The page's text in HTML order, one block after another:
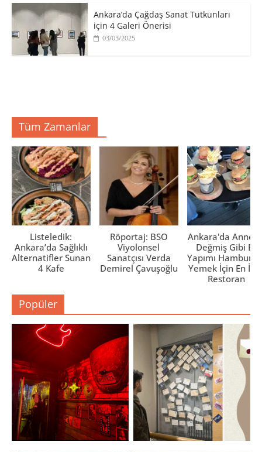
Ankara’da Çağdaş Sanat Tutkunları
için 4 Galeri Önerisi
03/03/2025
Tüm Zamanlar
Listeledik:
Ankara’da Sağlıklı
Alternatifler Sunan
4 Kafe
Röportaj: BSO
Viyolonsel
Sanatçısı Verda
Demirel Çavuşoğlu
Ankara'da Anne
Değmiş Gibi Ev
Yapımı
Yemek İçin En İyi
Restoran
Popüler